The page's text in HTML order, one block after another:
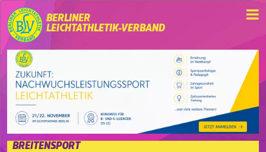
BERLINER
LEICHTATHLETIK-VERBAND
BREITENSPORT